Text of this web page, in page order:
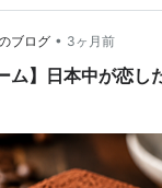
スあるある」を振り
庫の前で何度も「ソワ
思い出といえば、なん
。 ボウル…
ブログ • 3ヶ月前
ム】日本中が恋し